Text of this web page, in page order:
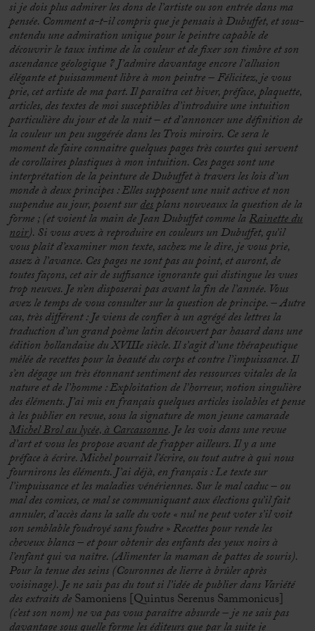
si je dois plus admirer les dons de l’artiste ou son entrée dans ma
pensée. Comment a-t-il compris que je pensais à Dubuffet, et sous-
entendu une admiration unique pour le peintre capable de
découvrir le taux intime de la couleur et de fixer son timbre et son
ascendance géologique ?J’admire davantage encore l’allusion
élégante et puissamment libre à mon peintre – Félicitez, je vous
prie, cet artiste de ma part.Il paraîtra cet hiver, préface, plaquette,
articles, des textes de moi susceptibles d’introduire une intuition
particulière du jour et de la nuit – et d’annoncer une définition de
la couleur un peu suggérée dans les Trois miroirs. Ce sera le
moment de faire connaitre quelques pages très courtes qui servent
de corollaires plastiques à mon intuition. Ces pages sont une
interprétation de la peinture de Dubuffet à travers les lois d’un
monde à deux principes : Elles supposent une nuit active et non
suspendue au jour, posent surdesplans nouveaux la question de la
forme ; (et voient la main de Jean Dubuffet comme laRainette du
noir). Si vous avez à reproduire en couleurs un Dubuffet, qu’il
vous plaît d’examiner mon texte, sachez me le dire, je vous prie,
assez à l’avance. Ces pages ne sont pas au point, et auront, de
toutes façons, cet air de suffisance ignorante qui distingue les vues
trop neuves. Je n’en disposerai pas avant la fin de l’année. Vous
avez le temps de vous consulter sur la question de principe.– Autre
cas, très différent : Je viens de confier à un agrégé des lettres la
traduction d’un grand poème latin découvert par hasard dans une
édition hollandaise du XVIIIe siècle.Il s’agit d’une thérapeutique
mêlée de recettes pour la beauté du corps et contre l’impuissance. Il
s’en dégage un très étonnant sentiment des ressources vitales de la
nature et de l’homme : Exploitation de l’horreur, notion singulière
des éléments.J’ai mis en français quelques articles isolables et pense
à les publier en revue, sous la signature de mon jeune camarade
Michel Brol au lycée, à Carcassonne. Je les vois dans une revue
d’art et vous les propose avant de frapper ailleurs. Il y a une
préface à écrire. Michel pourrait l’écrire, ou tout autre à qui nous
fournirons les éléments.J’ai déjà, en français :Le texte sur
l’impuissance et les maladies vénériennes. Sur le mal caduc – ou
mal des comices, ce mal se communiquant aux élections qu’il fait
annuler, d’accès dans la salle du vote « nul ne peut voter s’il voit
son semblable foudroyé sans foudre »Recettes pour rende les
cheveux blancs – et pour obtenir des enfants des yeux noirs à
l’enfant qui va naître. (Alimenter la maman de pattes de souris).
Pour la tenue des seins (Couronnes de lierre à brûler après
voisinage).Je ne sais pas du tout si l’idée de publier dans Variété
des extraits deSamoniens [Quintus Serenus Sammonicus]
(c’est son nom) ne va pas vous paraître absurde – je ne sais pas